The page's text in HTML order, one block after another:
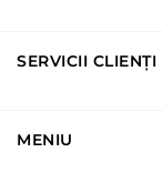
SERVICII CLIENȚI
MENIU